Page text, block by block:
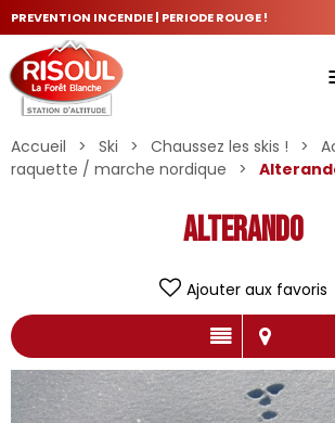
PREVENTION INCENDIE | PERIODE ROUGE !
Accueil > Ski > Chaussez les skis ! >
raquette / marche nordique
>
Alterando
Ajouter aux favoris